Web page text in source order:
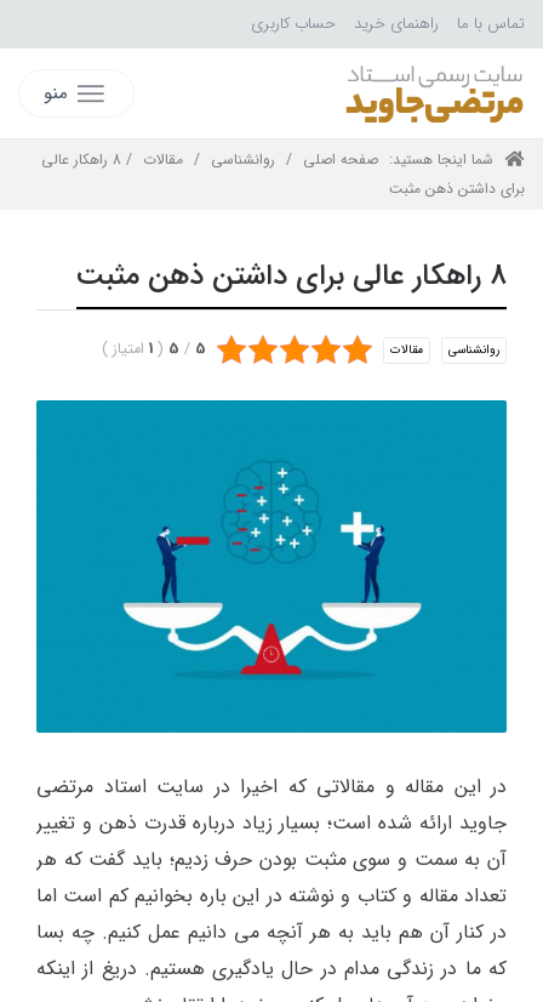
تماس با ما راهنمای خرید حساب کاربری
منو
شما اینجا هستید: صفحه اصلی / روانشناسی / مقالات
/ 8 راهکار عالی
برای داشتن ذهن مثبت
8 راهکار عالی برای داشتن ذهن مثبت
روانشناسی مقالات 5
/
5
(
1 امتیاز)
در این مقاله و مقالاتی که اخیرا در سایت استاد مرتضی
جاوید ارائه شده است؛ بسیار زیاد درباره قدرت ذهن و تغییر
آن به سمت و سوی مثبت بودن حرف زدیم؛ باید گفت که هر
تعداد مقاله و کتاب و نوشته در این باره بخوانیم کم است اما
در کنار آن هم باید به هر آنچه می دانیم عمل کنیم. چه بسا
که ما در زندگی مدام در حال یادگیری هستیم. دریغ از اینکه